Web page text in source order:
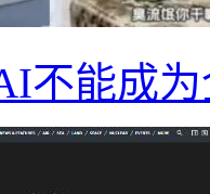
不能成